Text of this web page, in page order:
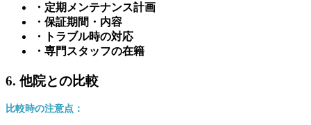
・定期メンテナンス計画
・保証期間・内容
・トラブル時の対応
・専門スタッフの在籍
6. 他院との比較
比較時の注意点：